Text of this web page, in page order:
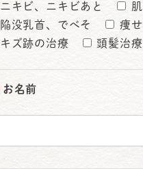
ニキビ、ニキビあと
陥没乳首、でべそ
痩
キズ跡の治療
頭髪治療
お名前